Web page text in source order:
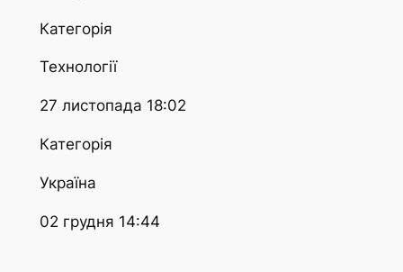
Категорія
Технології
27 листопада 18:02
Категорія
Україна
02 грудня 14:44